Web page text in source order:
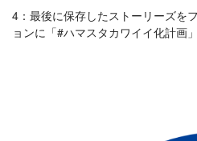
4：最後に保存したストーリーズを
ョンに「#ハマスタカワイイ化計画